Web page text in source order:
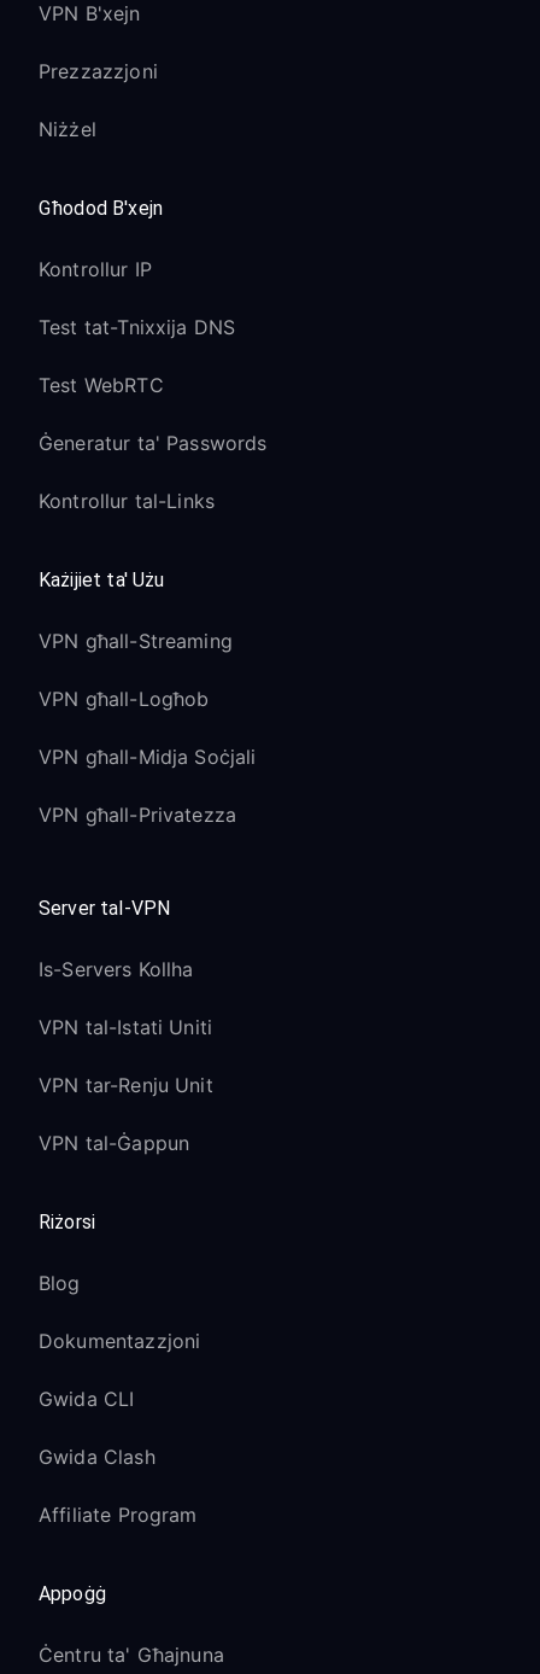
VPN B'xejn
Prezzazzjoni
Niżżel
Għodod B'xejn
Kontrollur IP
Test tat-Tnixxija DNS
Test WebRTC
Ġeneratur ta' Passwords
Kontrollur tal-Links
Każijiet ta' Użu
VPN għall-Streaming
VPN għall-Logħob
VPN għall-Midja Soċjali
VPN għall-Privatezza
Server tal-VPN
Is-Servers Kollha
VPN tal-Istati Uniti
VPN tar-Renju Unit
VPN tal-Ġappun
Riżorsi
Blog
Dokumentazzjoni
Gwida CLI
Gwida Clash
Affiliate Program
Appoġġ
Ċentru ta' Għajnuna